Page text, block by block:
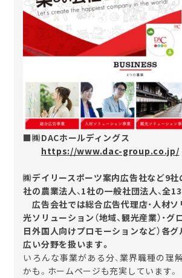
■㈱DACホールディングス
https://www.dac-group.co.jp/
㈱デイリースポーツ案内広告社など9社
社の農業法人、1社の一般社団法人、全13
広告会社では総合広告代理店・人材ソ
光ソリューション（地域、観光産業）・グ
日外国人向けプロモーションなど）各
広い分野を扱います。
いろんな事業がある分、業界職種の理
かも。ホームページも充実しています。